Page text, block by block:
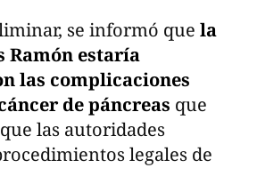
se informó que la
Ramón estaría
las complicaciones
de páncreas que
las autoridades
legales de